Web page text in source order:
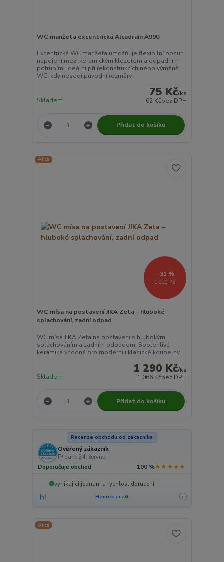
WC manžeta excentrická Alcadrain A990
Excentrická WC manžeta umožňuje flexibilní posun
napojení mezi keramickým klozetem a odpadním
potrubím. Ideální při rekonstrukcích nebo výměně
WC, kdy nesedí původní rozměry.
75 Kč/ks
62 Kčbez DPH
Skladem
Přidat do košíku
Akce
1 880 Kč
- 31 %
WC mísa na postavení JIKA Zeta – hluboké
splachování, zadní odpad
WC mísa JIKA Zeta na postavení s hlubokým
splachováním a zadním odpadem. Spolehlivá
keramika vhodná pro moderní i klasické koupelny.
1 290 Kč/ks
1 066 Kčbez DPH
Skladem
Přidat do košíku
Recenze obchodu od zákazníka
Ověřený zákazník
Přidáno 24. června
Doporučuje obchod 100 %★★★★★
+ vynikajici jednani a rychlost doruceni.
Heureka.cz ✓ i
Akce